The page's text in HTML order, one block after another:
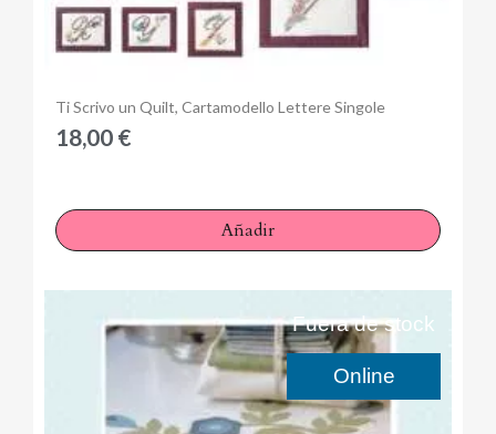
Anteprima
Ti Scrivo un Quilt, Cartamodello Lettere Singole
18,00 €
Añadir
Fuera de stock
Online